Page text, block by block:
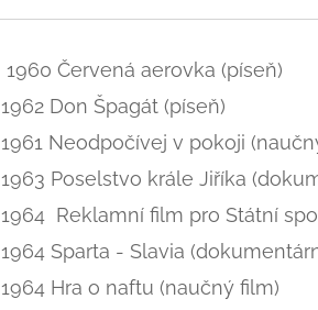
1960 Červená aerovka (píseň)
1962 Don Špagát (píseň)
1961 Neodpočívej v pokoji
1963 Poselstvo krále Jiříka
1964 Reklamní film pro Státní
1964 Sparta - Slavia
1964 Hra o naftu (naučný film)